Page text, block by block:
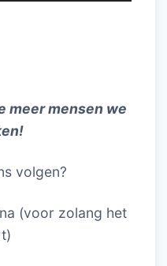
meer mensen we
volgen?
(voor zolang het